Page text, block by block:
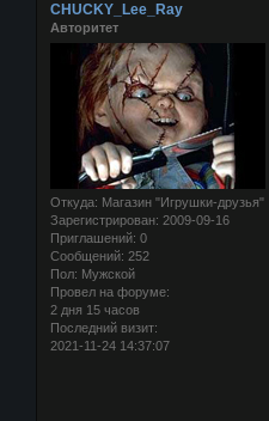
CHUCKY_Lee_Ray
Авторитет
Откуда: Магазин "Игрушки-друзья"
Зарегистрирован: 2009-09-16
Приглашений: 0
Сообщений: 252
Пол: Мужской
Провел на форуме:
2 дня 15 часов
Последний визит:
2021-11-24 14:37:07